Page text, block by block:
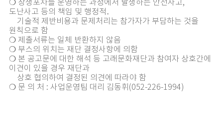
❍ 장생포차를 운영하는 과정에서 발생하는 안전사고,
도난사고 등의 책임 및 행정적․
기술적 제반비용과 문제처리는 참가자가 부담하는 것을
원칙으로 함
❍ 제출서류는 일체 반환하지 않음
❍ 부스의 위치는 재단 결정사항에 의함
❍ 본 공고문에 대한 해석 등 고래문화재단과 참여자 상호간에
이견이 있을 경우 재단과
상호 협의하여 결정된 의견에 따라야 함
❍ 문 의 처 : 사업운영팀 대리 김동휘(052-226-1994)